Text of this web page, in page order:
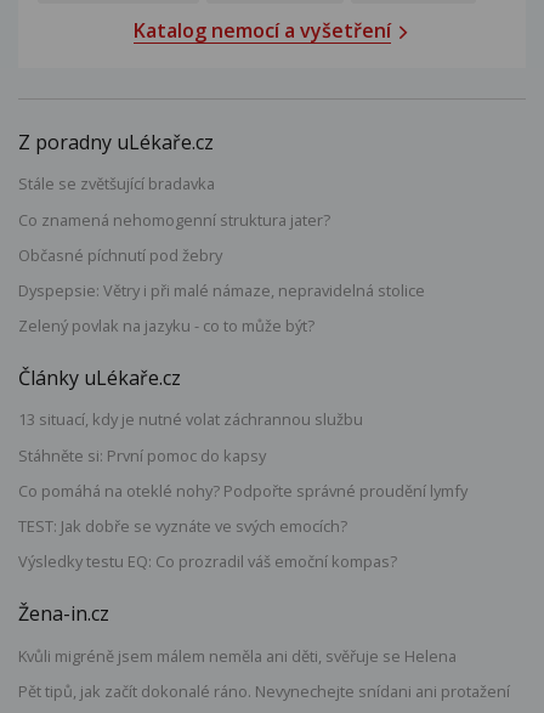
Katalog nemocí a vyšetření
Z poradny uLékaře.cz
Stále se zvětšující bradavka
Co znamená nehomogenní struktura jater?
Občasné píchnutí pod žebry
Dyspepsie: Větry i při malé námaze, nepravidelná stolice
Zelený povlak na jazyku - co to může být?
Články uLékaře.cz
13 situací, kdy je nutné volat záchrannou službu
Stáhněte si: První pomoc do kapsy
Co pomáhá na oteklé nohy? Podpořte správné proudění lymfy
TEST: Jak dobře se vyznáte ve svých emocích?
Výsledky testu EQ: Co prozradil váš emoční kompas?
Žena-in.cz
Kvůli migréně jsem málem neměla ani děti, svěřuje se Helena
Pět tipů, jak začít dokonalé ráno. Nevynechejte snídani ani protažení